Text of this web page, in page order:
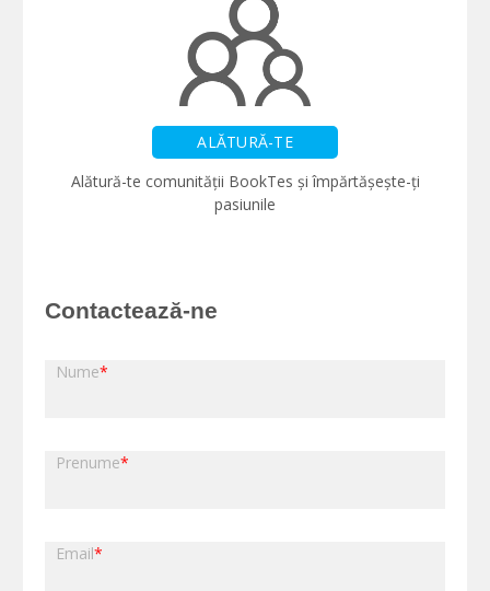
ALĂTURĂ-TE
Alătură-te comunității BookTes și împărtășește-ți
pasiunile
Contactează-ne
Nume*
Prenume*
Email*